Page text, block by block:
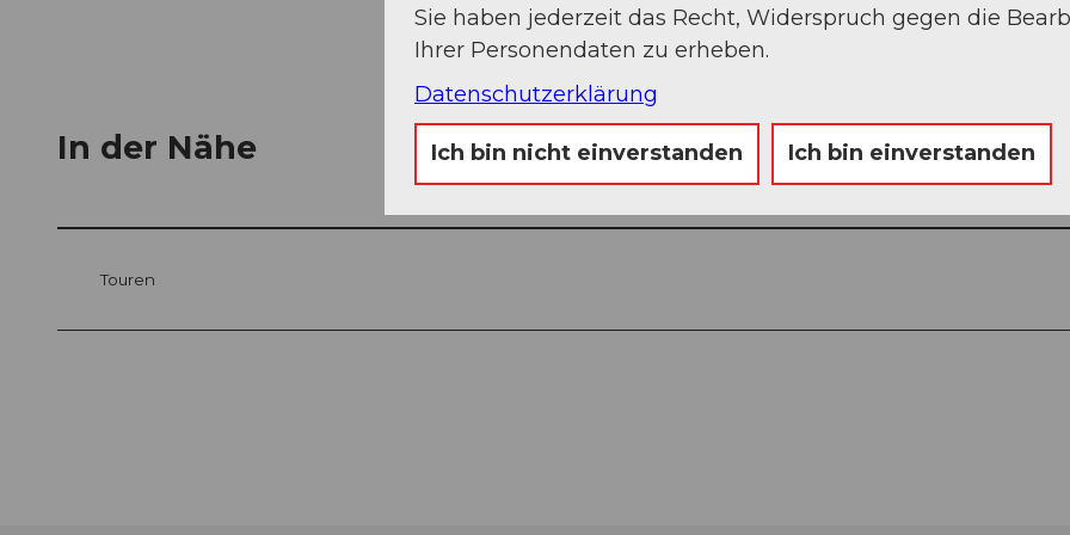
In der Nähe Auf der Karte
Touren
Sie haben jederzeit das Recht, Widerspruch gegen die
Ihrer Personendaten zu erheben.
Datenschutzerklärung
Ich bin nicht einverstanden Ich bin einverstanden